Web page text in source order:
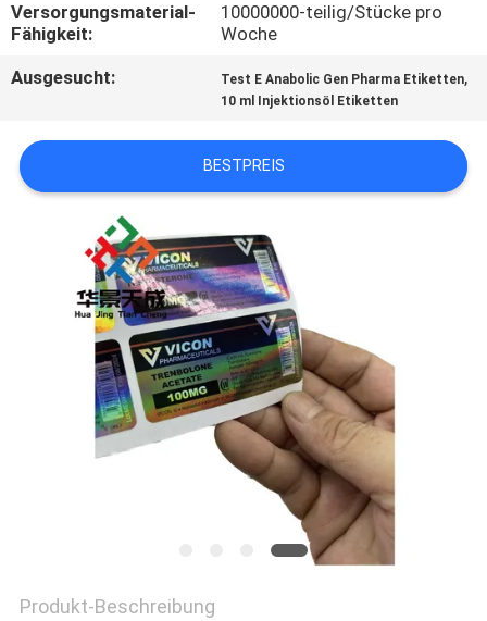
IN
VERBINDUNG
NACHRICHTEN
FÄLLE
SITEMAP
PRIVACY
POLICY
Versorgungsmaterial-
Fähigkeit:
10000000-teilig/Stücke pro
Woche
Ausgesucht:
Test E Anabolic Gen Pharma Etiketten,
10 ml Injektionsöl Etiketten
BESTPREIS
Produkt-Beschreibung